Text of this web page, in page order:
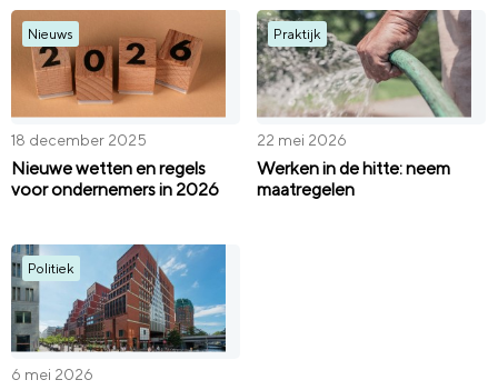
Nieuws
18 december 2025
Nieuwe wetten en regels
voor ondernemers in 2026
Praktijk
22 mei 2026
Werken in de hitte: neem
maatregelen
Politiek
6 mei 2026